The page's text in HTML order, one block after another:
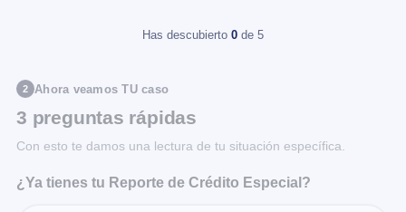
Has descubierto 0 de 5
2 Ahora veamos TU caso
3 preguntas rápidas
Con esto te damos una lectura de tu situación específica.
¿Ya tienes tu Reporte de Crédito Especial?